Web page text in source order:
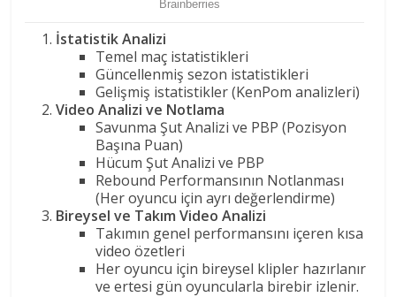
İstatistik Analizi
Temel maç istatistikleri
Güncellenmiş sezon istatistikleri
Gelişmiş istatistikler (KenPom analizleri)
Video Analizi ve Notlama
Savunma Şut Analizi ve PBP (Pozisyon
Başına Puan)
Hücum Şut Analizi ve PBP
Rebound Performansının Notlanması
(Her oyuncu için ayrı değerlendirme)
Bireysel ve Takım Video Analizi
Takımın genel performansını içeren kısa
video özetleri
Her oyuncu için bireysel klipler hazırlanır
ve ertesi gün oyuncularla birebir izlenir.